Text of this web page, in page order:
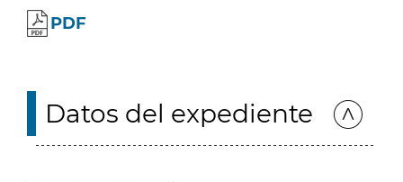
PDF
Datos del expediente